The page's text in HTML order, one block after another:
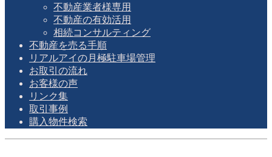
不動産業者様専用
不動産の有効活用
相続コンサルティング
不動産を売る手順
リアルアイの月極駐車場管理
お取引の流れ
お客様の声
リンク集
取引事例
購入物件検索